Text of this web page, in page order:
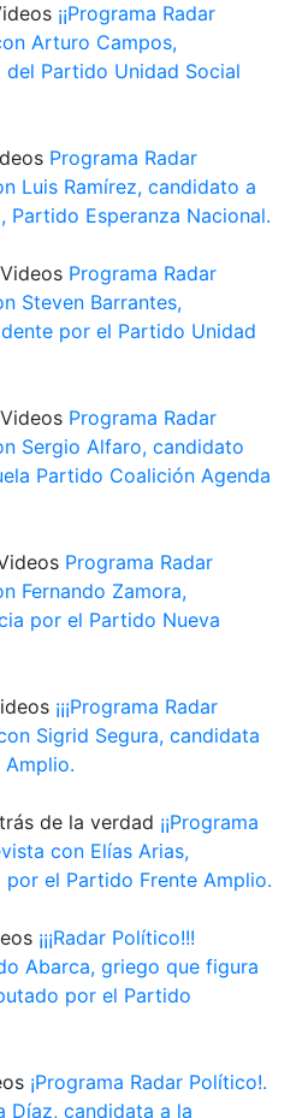
¡¡Programa Radar
Arturo Campos,
Partido Unidad Social
Programa Radar
Luis Ramírez, candidato a
Partido Esperanza Nacional.
Videos Programa Radar
Steven Barrantes,
por el Partido Unidad
Videos Programa Radar
Sergio Alfaro, candidato
Partido Coalición Agenda
Programa Radar
Fernando Zamora,
por el Partido Nueva
¡¡¡Programa Radar
Sigrid Segura, candidata
de la verdad ¡¡Programa
con Elías Arias,
el Partido Frente Amplio.
¡¡¡Radar Político!!!
Abarca, griego que figura
por el Partido
¡Programa Radar Político!.
Díaz, candidata a la